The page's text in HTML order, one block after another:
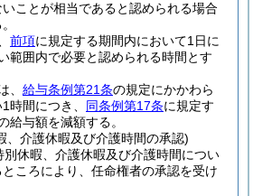
ことが相当であると認められる場合
前項に規定する期間内において1日に
範囲内で必要と認められる時間とす
、 給与条例第21条の規定にかかわら
時間につき、 同条例第17条に規定す
給与額を減額する。
、介護休暇及び介護時間の承認)
別休暇、介護休暇及び介護時間につい
ころにより、任命権者の承認を受け